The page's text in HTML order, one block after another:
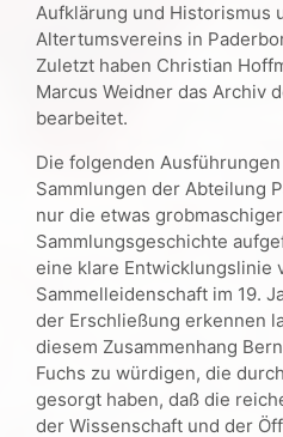
Aufklärung und Historismus
Altertumsvereins in
Zuletzt haben Christian
Marcus Weidner das Archiv
bearbeitet.
Die folgenden
Sammlungen der Abteilung
nur die etwas
Sammlungsgeschichte
eine klare Entwicklungslinie
Sammelleidenschaft im 19.
der Erschließung erkennen
diesem Zusammenhang
Fuchs zu würdigen, die
gesorgt haben, daß die
der Wissenschaft und der